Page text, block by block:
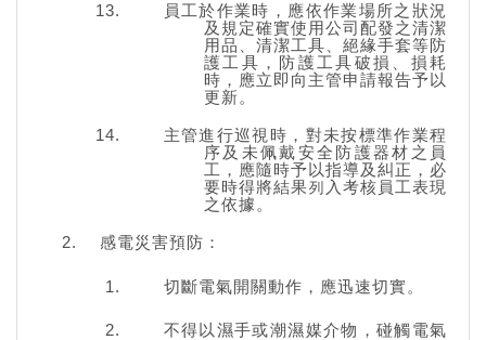
員工於作業時，應依作業場所之狀況
及規定確實使用公司配發之清潔
用品、清潔工具、絕緣手套等防
護工具，防護工具破損、損耗
時，應立即向主管申請報告予以
更新。
主管進行巡視時，對未按標準作業程
序及未佩戴安全防護器材之員
工，應隨時予以指導及糾正，必
要時得將結果列入考核員工表現
之依據。
感電災害預防：
切斷電氣開關動作，應迅速切實。
不得以濕手或潮濕媒介物，碰觸電氣